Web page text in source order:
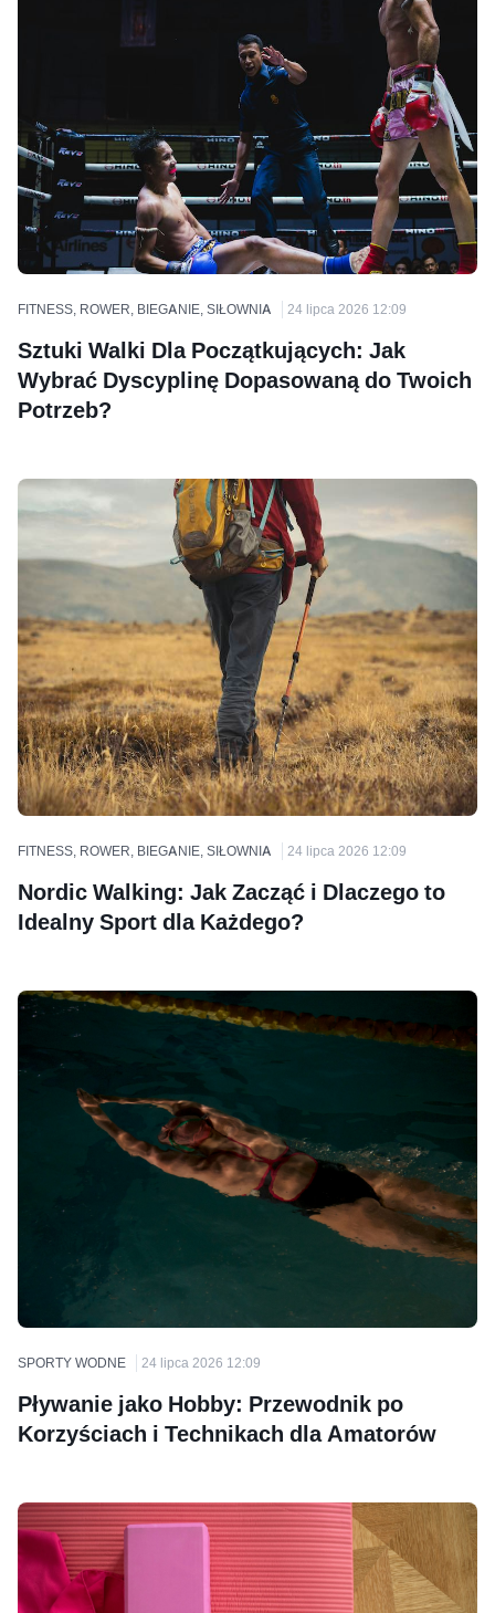
FITNESS, ROWER, BIEGANIE, SIŁOWNIA 24 lipca 2026 12:09
Sztuki Walki Dla Początkujących: Jak
Wybrać Dyscyplinę Dopasowaną do Twoich
Potrzeb?
FITNESS, ROWER, BIEGANIE, SIŁOWNIA 24 lipca 2026 12:09
Nordic Walking: Jak Zacząć i Dlaczego to
Idealny Sport dla Każdego?
SPORTY WODNE 24 lipca 2026 12:09
Pływanie jako Hobby: Przewodnik po
Korzyściach i Technikach dla Amatorów